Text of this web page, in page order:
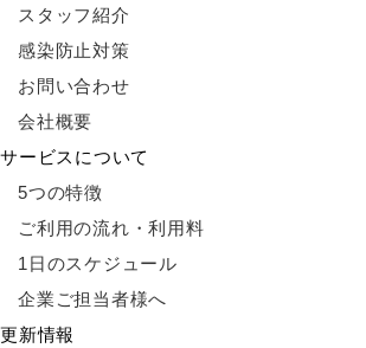
スタッフ紹介
感染防止対策
お問い合わせ
会社概要
サービスについて
5つの特徴
ご利用の流れ・利用料
1日のスケジュール
企業ご担当者様へ
更新情報